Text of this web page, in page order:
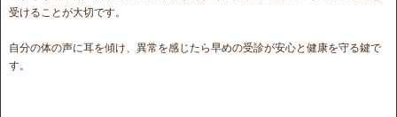
受けることが大切です。
自分の体の声に耳を傾け、異常を感じたら早めの受診が安心と健康を守る鍵で
す。